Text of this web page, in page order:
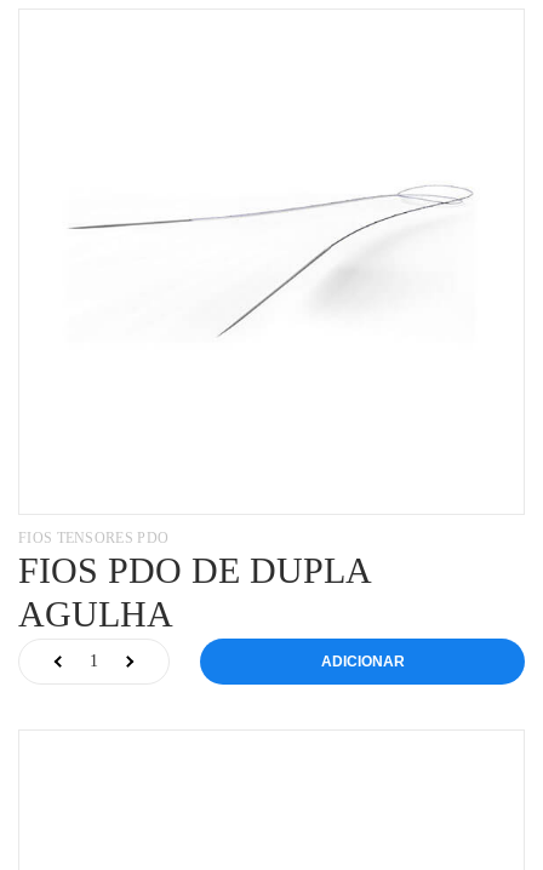
FIOS TENSORES PDO
FIOS PDO DE DUPLA
AGULHA
ADICIONAR